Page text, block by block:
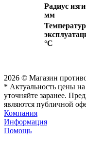
Радиус
мм
°C
2026 © Магазин
* Актуальность цены на
уточняйте заранее.
являются публичной
Компания
Информация
Помощь